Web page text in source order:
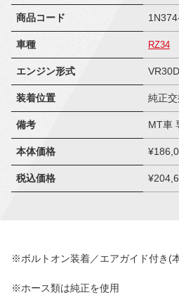
商品コード
車種 RZ34
エンジン形式
装着位置 純正
備考 MT車
本体価格
税込価格
※ボルトオン装着／エアガイド付き(
※ホース類は純正を使用